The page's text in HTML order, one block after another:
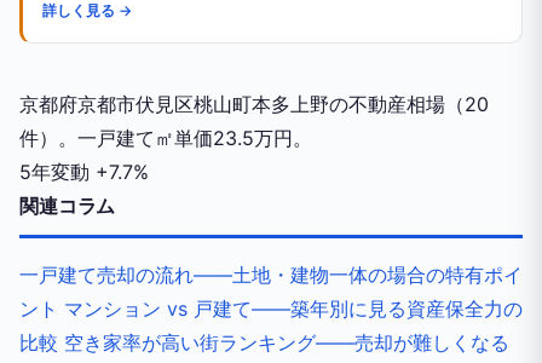
詳しく見る →
京都府京都市伏見区桃山町本多上野の不動産相場（20
件）。一戸建て㎡単価23.5万円。
5年変動 +7.7%
関連コラム
一戸建て売却の流れ——土地・建物一体の場合の特有ポイ
ント マンション vs 戸建て——築年別に見る資産保全力の
比較 空き家率が高い街ランキング——売却が難しくなる